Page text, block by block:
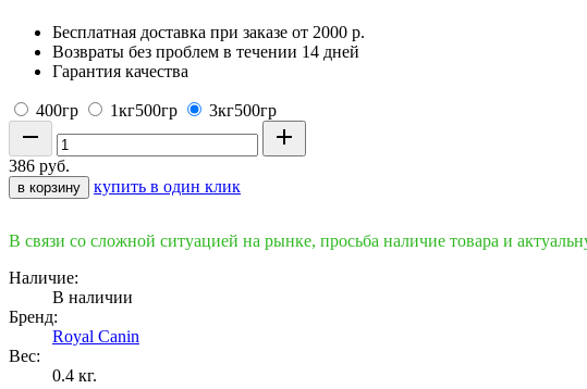
Бесплатная доставка при заказе от 2000 р.
Возвраты без проблем в течении 14 дней
Гарантия качества
400гр 1кг500гр 3кг500гр
386 руб.
в корзину купить в один клик
В связи со сложной ситуацией на рынке, просьба наличие товара и
Наличие:
В наличии
Бренд:
Royal Canin
Вес:
0.4 кг.